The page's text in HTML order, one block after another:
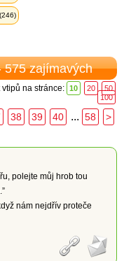
(246)
575 zajímavých
vtipů na stránce: 10 20
50
100
38 39 40 ... 58
>
polejte můj hrob tou
nám nejdřív proteče